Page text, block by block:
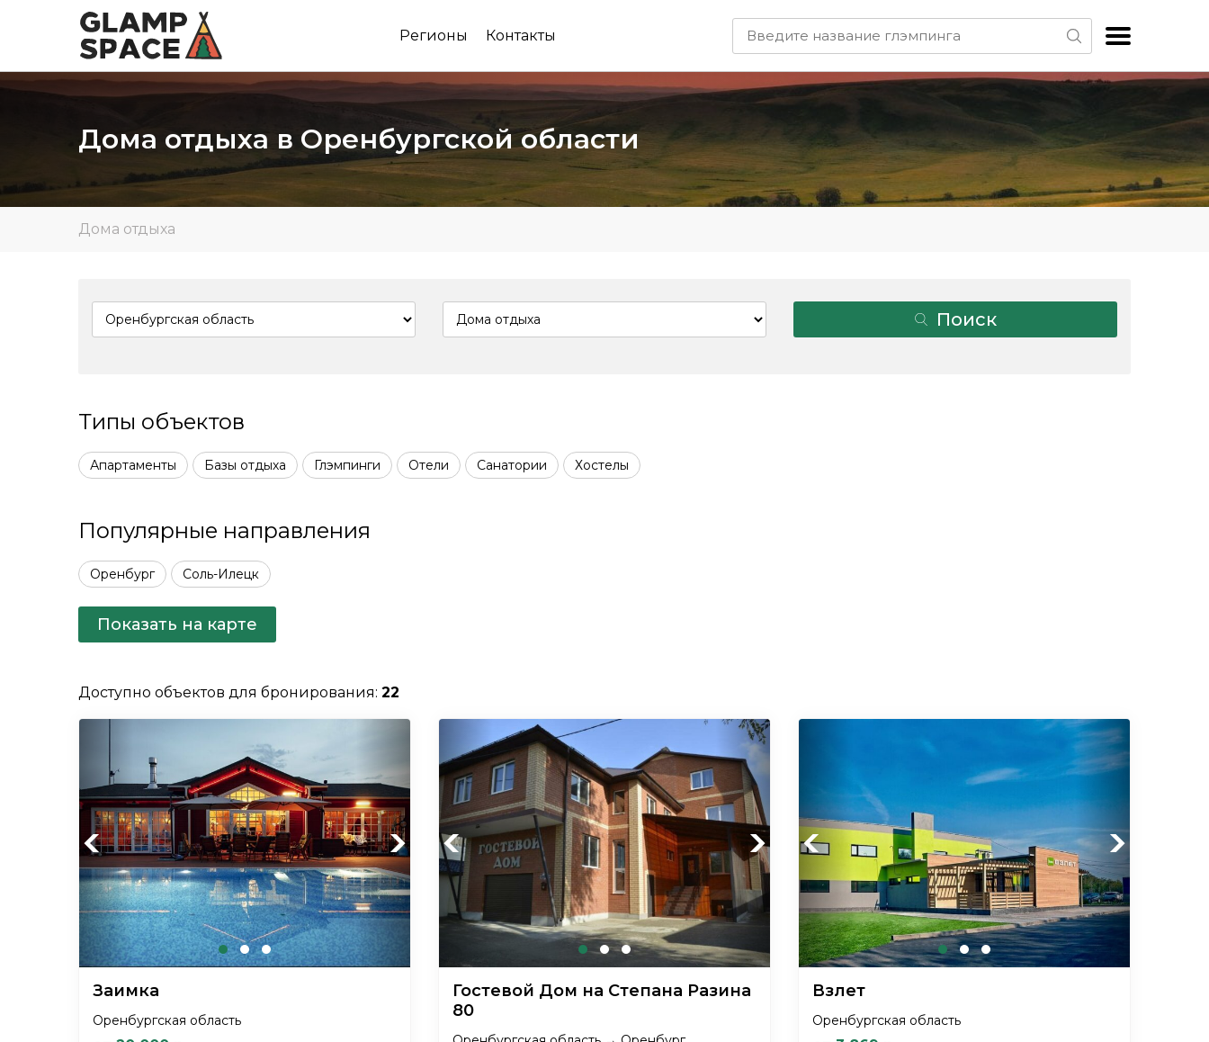
Регионы Контакты
Дома отдыха в Оренбургской области
Дома отдыха
Поиск
Типы объектов
Апартаменты Базы отдыха Глэмпинги Отели Санатории Хостелы
Популярные направления
Оренбург Соль-Илецк
Показать на карте
Доступно объектов для бронирования: 22
Previous Next
Заимка
Оренбургская область
Previous Next
Гостевой Дом на Степана Разина
80
Previous Next
Взлет
Оренбургская область